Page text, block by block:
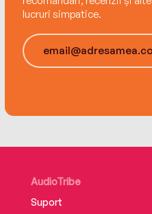
lucruri simpatice.
AudioTribe
Suport